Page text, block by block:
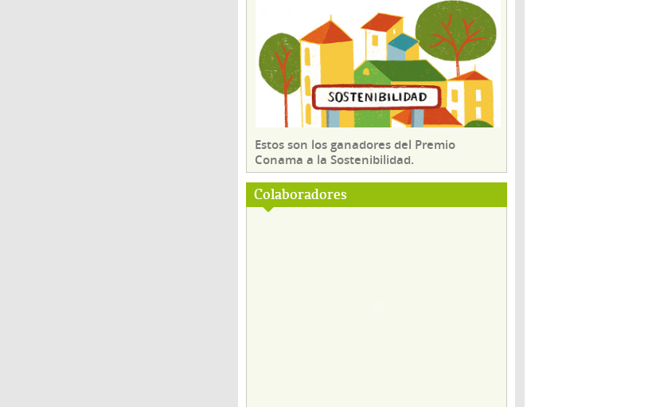
Estos son los ganadores del Premio
Conama a la Sostenibilidad.
Colaboradores